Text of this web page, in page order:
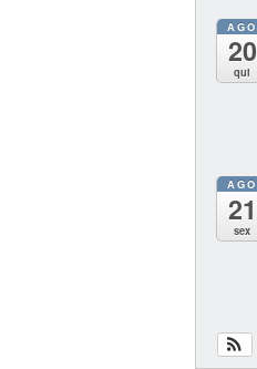
AGO
20
qui
AGO
21
sex